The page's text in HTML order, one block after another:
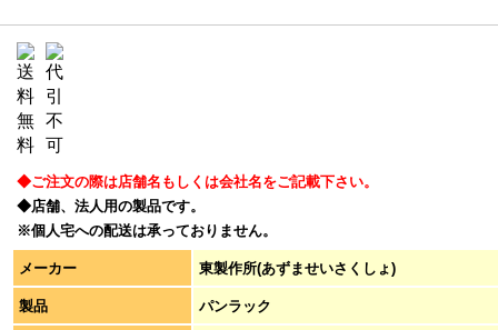
◆ご注文の際は店舗名もしくは会社名をご記載下さい。
◆店舗、法人用の製品です。
※個人宅への配送は承っておりません。
メーカー 東製作所(あずませいさくしょ)
製品 パンラック